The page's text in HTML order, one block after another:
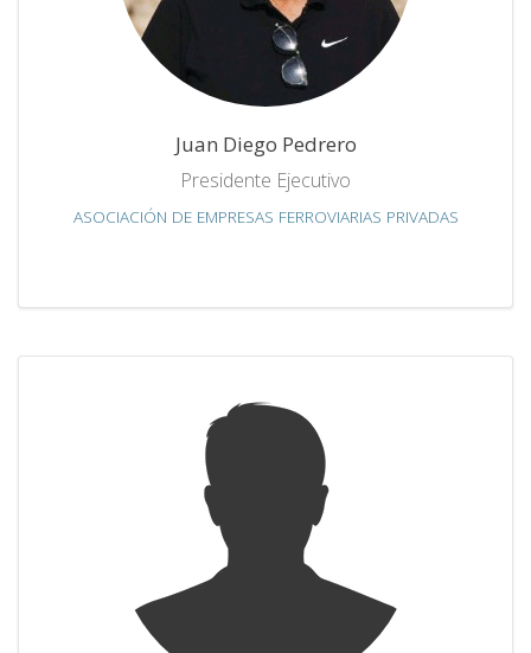
Juan Diego Pedrero
Presidente Ejecutivo
ASOCIACIÓN DE EMPRESAS FERROVIARIAS PRIVADAS